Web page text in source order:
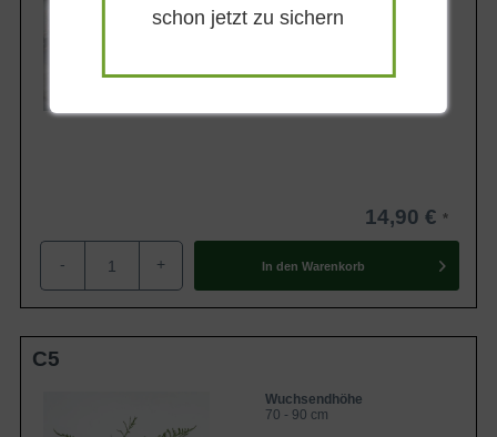
14,90 €
- + In den Warenkorb
C5
Wuchsendhöhe
70 - 90 cm
schon jetzt zu sichern